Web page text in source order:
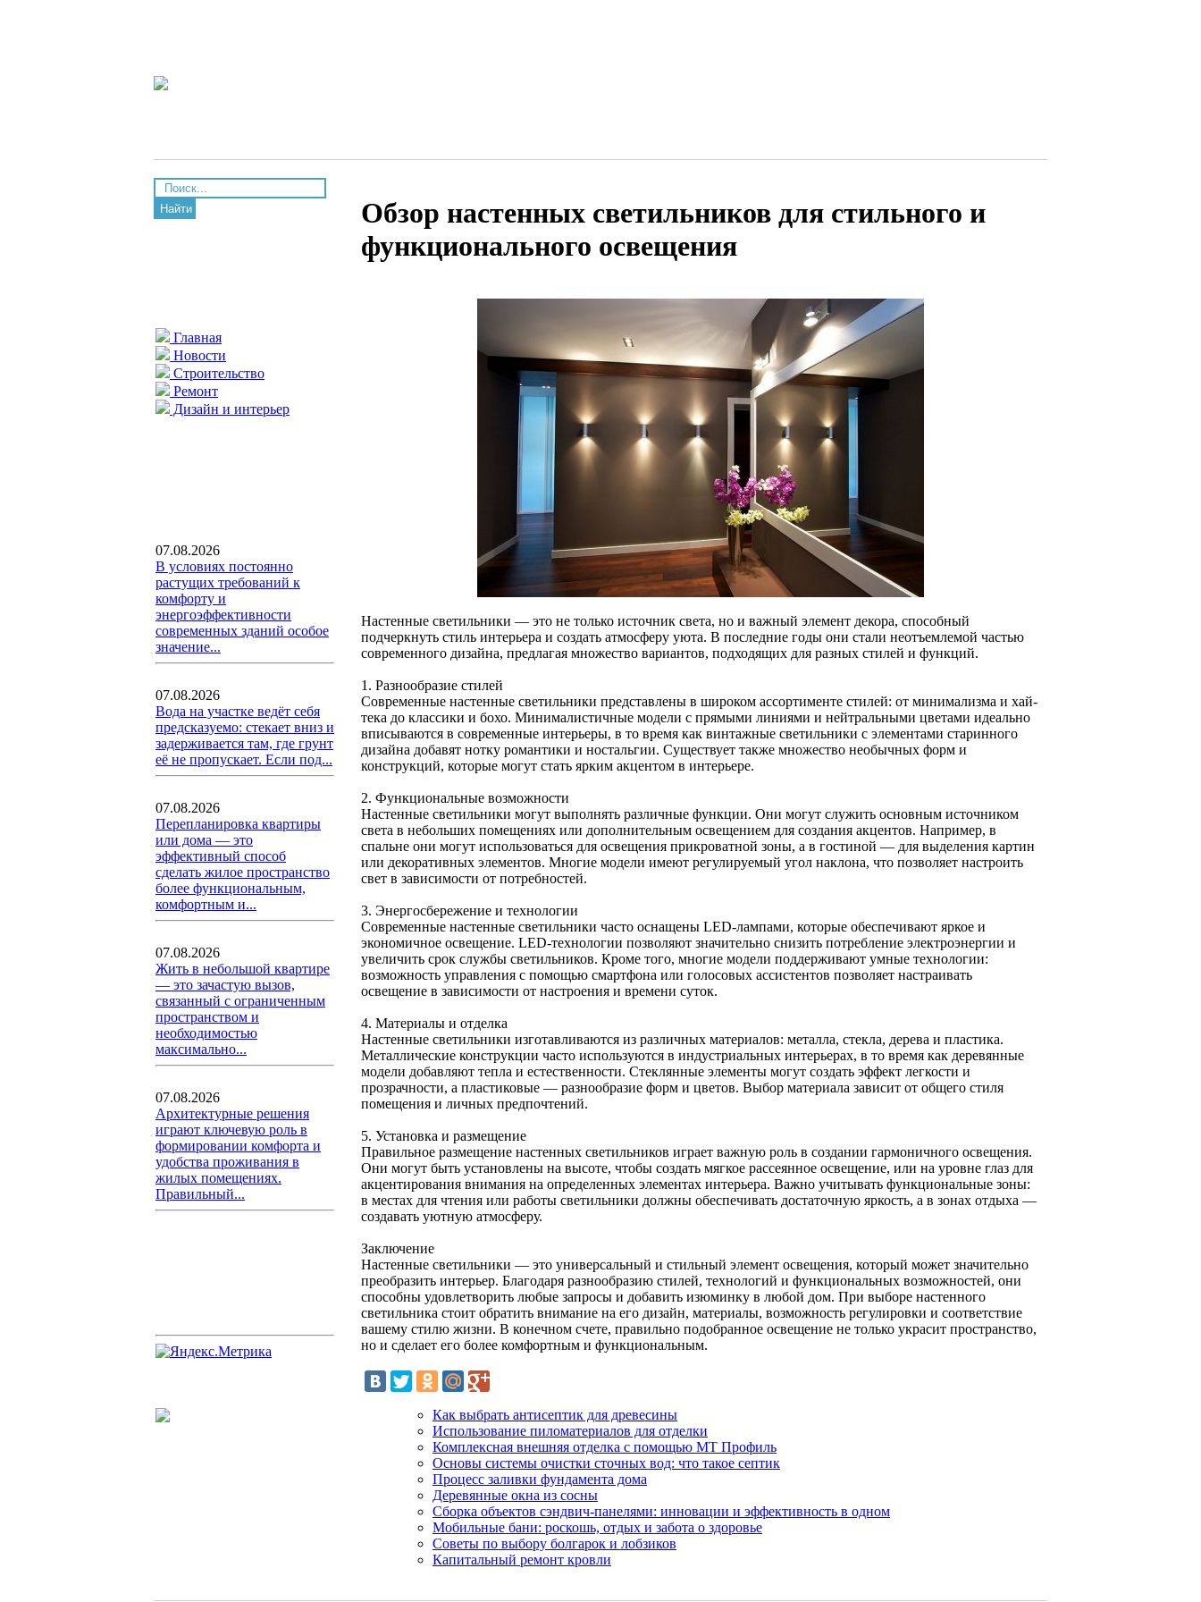
Найти
Главная
Новости
Строительство
Ремонт
Дизайн и интерьер
07.08.2026
В условиях постоянно
растущих требований к
комфорту и
энергоэффективности
современных зданий особое
значение...
07.08.2026
Вода на участке ведёт себя
предсказуемо: стекает вниз и
задерживается там, где грунт
её не пропускает. Если под...
07.08.2026
Перепланировка квартиры
или дома — это
эффективный способ
сделать жилое пространство
более функциональным,
комфортным и...
07.08.2026
Жить в небольшой квартире
— это зачастую вызов,
связанный с ограниченным
пространством и
необходимостью
максимально...
07.08.2026
Архитектурные решения
играют ключевую роль в
формировании комфорта и
удобства проживания в
жилых помещениях.
Правильный...
Обзор настенных светильников для стильного и
функционального освещения
Настенные светильники — это не только источник света, но и важный элемент декора, способный
подчеркнуть стиль интерьера и создать атмосферу уюта. В последние годы они стали неотъемлемой частью
современного дизайна, предлагая множество вариантов, подходящих для разных стилей и функций.
1. Разнообразие стилей
Современные настенные светильники представлены в широком ассортименте стилей: от минимализма и хай-
тека до классики и бохо. Минималистичные модели с прямыми линиями и нейтральными цветами идеально
вписываются в современные интерьеры, в то время как винтажные светильники с элементами старинного
дизайна добавят нотку романтики и ностальгии. Существует также множество необычных форм и
конструкций, которые могут стать ярким акцентом в интерьере.
2. Функциональные возможности
Настенные светильники могут выполнять различные функции. Они могут служить основным источником
света в небольших помещениях или дополнительным освещением для создания акцентов. Например, в
спальне они могут использоваться для освещения прикроватной зоны, а в гостиной — для выделения картин
или декоративных элементов. Многие модели имеют регулируемый угол наклона, что позволяет настроить
свет в зависимости от потребностей.
3. Энергосбережение и технологии
Современные настенные светильники часто оснащены LED-лампами, которые обеспечивают яркое и
экономичное освещение. LED-технологии позволяют значительно снизить потребление электроэнергии и
увеличить срок службы светильников. Кроме того, многие модели поддерживают умные технологии:
возможность управления с помощью смартфона или голосовых ассистентов позволяет настраивать
освещение в зависимости от настроения и времени суток.
4. Материалы и отделка
Настенные светильники изготавливаются из различных материалов: металла, стекла, дерева и пластика.
Металлические конструкции часто используются в индустриальных интерьерах, в то время как деревянные
модели добавляют тепла и естественности. Стеклянные элементы могут создать эффект легкости и
прозрачности, а пластиковые — разнообразие форм и цветов. Выбор материала зависит от общего стиля
помещения и личных предпочтений.
5. Установка и размещение
Правильное размещение настенных светильников играет важную роль в создании гармоничного освещения.
Они могут быть установлены на высоте, чтобы создать мягкое рассеянное освещение, или на уровне глаз для
акцентирования внимания на определенных элементах интерьера. Важно учитывать функциональные зоны:
в местах для чтения или работы светильники должны обеспечивать достаточную яркость, а в зонах отдыха —
создавать уютную атмосферу.
Заключение
Настенные светильники — это универсальный и стильный элемент освещения, который может значительно
преобразить интерьер. Благодаря разнообразию стилей, технологий и функциональных возможностей, они
способны удовлетворить любые запросы и добавить изюминку в любой дом. При выборе настенного
светильника стоит обратить внимание на его дизайн, материалы, возможность регулировки и соответствие
вашему стилю жизни. В конечном счете, правильно подобранное освещение не только украсит пространство,
но и сделает его более комфортным и функциональным.
Как выбрать антисептик для древесины
Использование пиломатериалов для отделки
Комплексная внешняя отделка с помощью МТ Профиль
Основы системы очистки сточных вод: что такое септик
Процесс заливки фундамента дома
Деревянные окна из сосны
Сборка объектов сэндвич-панелями: инновации и эффективность в одном
Мобильные бани: роскошь, отдых и забота о здоровье
Советы по выбору болгарок и лобзиков
Капитальный ремонт кровли